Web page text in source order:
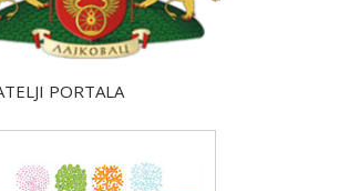
PORTALA